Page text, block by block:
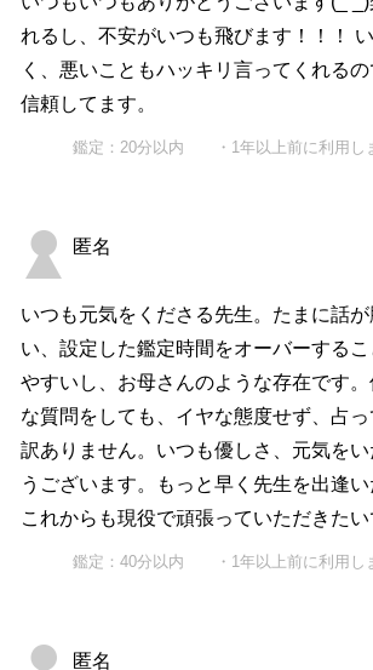
れるし、不安がいつも飛びます！！！
く、悪いこともハッキリ言ってくれる
信頼してます。
鑑定：20分以内 ・1年以上前に利用し
匿名
いつも元気をくださる先生。たまに話が
い、設定した鑑定時間をオーバーする
やすいし、お母さんのような存在です。
な質問をしても、イヤな態度せず、占
訳ありません。いつも優しさ、元気を
うございます。もっと早く先生を出逢い
これからも現役で頑張っていただきたい
鑑定：40分以内 ・1年以上前に利用し
匿名